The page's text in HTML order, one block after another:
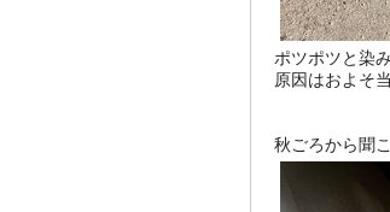
ポツポツと染
原因はおよそ
秋ごろから聞